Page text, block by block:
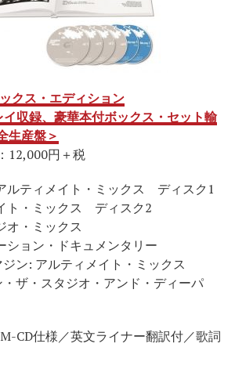
クス・エディション
イ収録、豪華本付ボックス・セット輸
生産盤＞
12,000円＋税
ルティメイト・ミックス ディスク1
ト・ミックス ディスク2
オ・ミックス
ション・ドキュメンタリー
ン: アルティメイト・ミックス
ザ・スタジオ・アンド・ディーパ
CD仕様／英文ライナー翻訳付／歌詞